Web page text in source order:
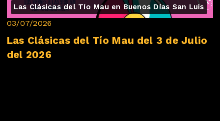
Las Clásicas del Tío Mau en Buenos Días San Luis
03/07/2026
Las Clásicas del Tío Mau del 3 de Julio
del 2026